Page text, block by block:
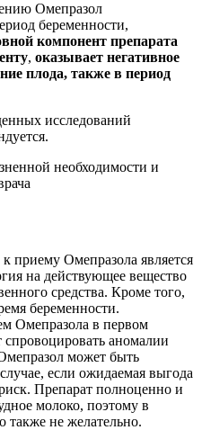
Омепразол
беременности,
компонент препарата
, оказывает негативное
плода, также в период
исследований
необходимости и
приему Омепразола является
на действующее вещество
средства. Кроме того,
беременности.
Омепразола в первом
аномалии
может быть
если ожидаемая выгода
Препарат полноценно и
молоко, поэтому в
также не желательно.